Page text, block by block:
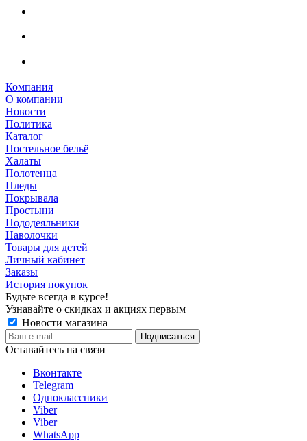
Компания
О компании
Новости
Политика
Каталог
Постельное бельё
Халаты
Полотенца
Пледы
Покрывала
Простыни
Пододеяльники
Наволочки
Товары для детей
Личный кабинет
Заказы
История покупок
Будьте всегда в курсе!
Узнавайте о скидках и акциях первым
Новости магазина
Оставайтесь на связи
Вконтакте
Telegram
Одноклассники
Viber
Viber
WhatsApp